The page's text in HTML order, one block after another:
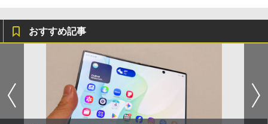
おすすめ記事